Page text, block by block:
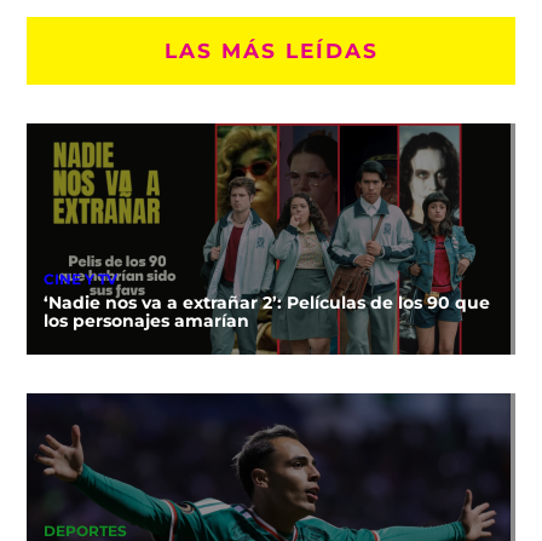
LAS MÁS LEÍDAS
CINE Y TV
‘Nadie nos va a extrañar 2’: Películas de los 90 que
los personajes amarían
DEPORTES